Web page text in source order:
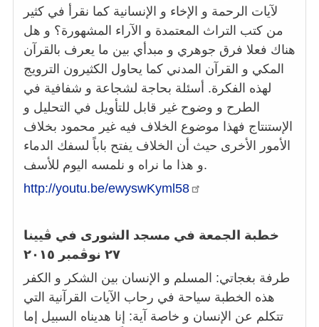
لآيات الرحمة و الإخاء و الإنسانية كما نقرأ في كثير
من كتب التراث المعتمدة و الآراء المشهورة؟ و هل
هناك فعلا فرق جوهري و مبدأي بين ما يعرف بالقرآن
المكي و القرآن المدني كما يحاول الكثيرون الترويج
لهذه الفكرة. أسئلة بحاجة لشجاعة و شفافية في
الطرح و وضوح غير قابل للتأويل في التحليل و
الإستنتاج فهذا موضوع الخلاف فيه غير محمود بخلاف
الأمور الأخرى حيث أن الخلاف يفتح باباً لسفك الدماء
و هذا ما نراه و نلمسه اليوم للأسف.
http://youtu.be/ewyswKyml58
خطبة الجمعة في مسجد الشورى في ڤيينا
٢٧ نوڤمبر ٢٠١٥
هذه الخطبة سياحة في رحاب الآيات القرآنية التي
تتكلم عن الإنسان و خاصة آية: إنا هديناه السبيل إما